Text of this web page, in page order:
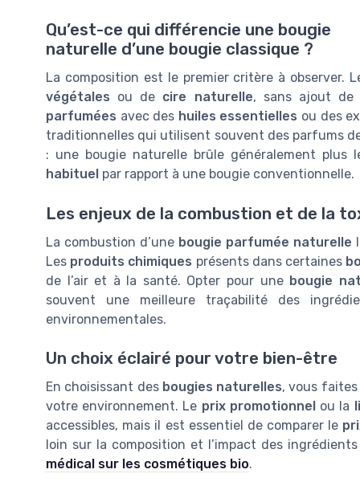
Qu’est-ce qui différencie une bougie
naturelle d’une bougie classique ?
La composition est le premier critère à observer.
végétales ou de cire naturelle, sans ajout de
parfumées avec des huiles essentielles ou des
traditionnelles qui utilisent souvent des parfums
: une bougie naturelle brûle généralement
habituel par rapport à une bougie conventionnelle.
Les enjeux de la combustion et de la
La combustion d’une bougie parfumée naturelle
Les produits chimiques présents dans certaines
de l’air et à la santé. Opter pour une bougie
souvent une meilleure traçabilité des
environnementales.
Un choix éclairé pour votre bien-être
En choisissant des bougies naturelles, vous
votre environnement. Le prix promotionnelou la
accessibles, mais il est essentiel de comparer le
loin sur la composition et l’impact des
médical sur les cosmétiques bio.